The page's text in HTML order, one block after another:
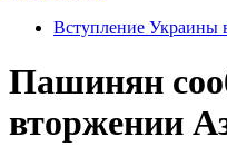
Вступление Украины
Пашинян
вторжении